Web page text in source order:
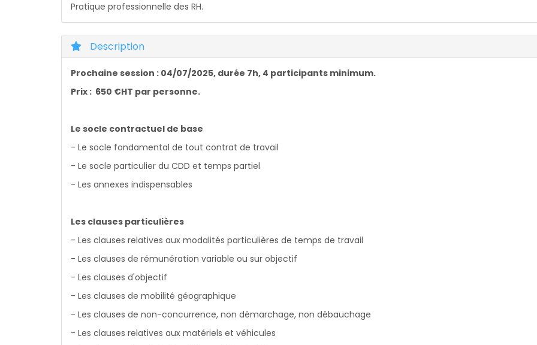
Pratique professionnelle des RH.
Description
Prochaine session : 04/07/2025, durée 7h, 4 participants minimum.
Prix : 650 €HT par personne.
Le socle contractuel de base
- Le socle fondamental de tout contrat de travail
- Le socle particulier du CDD et temps partiel
- Les annexes indispensables
Les clauses particulières
- Les clauses relatives aux modalités particulières de temps de travail
- Les clauses de rémunération variable ou sur objectif
- Les clauses d'objectif
- Les clauses de mobilité géographique
- Les clauses de non-concurrence, non démarchage, non débauchage
- Les clauses relatives aux matériels et véhicules